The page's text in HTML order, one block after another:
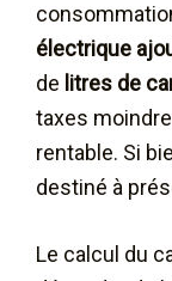
électrique
de litres de
taxes
rentable. Si
destiné à
Le calcul du